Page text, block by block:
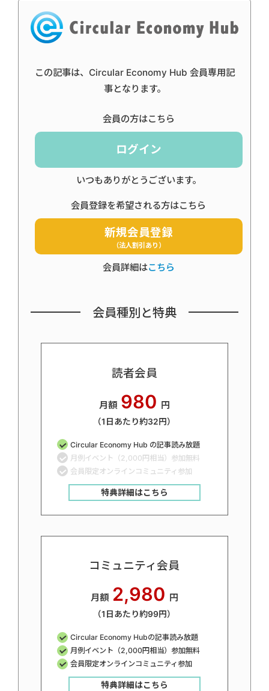
この記事は、Circular Economy Hub 会員専用記
事となります。
会員の方はこちら
ログイン
いつもありがとうございます。
会員登録を希望される方はこちら
新規会員登録
（法人割引あり）
会員詳細はこちら
会員種別と特典
読者会員
月額 980 円
（1日あたり約32円）
Circular Economy Hub の記事読み放題
月例イベント（2,000円相当）参加無料
会員限定オンラインコミュニティ参加
特典詳細はこちら
コミュニティ会員
月額 2,980 円
（1日あたり約99円）
Circular Economy Hubの記事読み放題
月例イベント（2,000円相当）参加無料
会員限定オンラインコミュニティ参加
特典詳細はこちら